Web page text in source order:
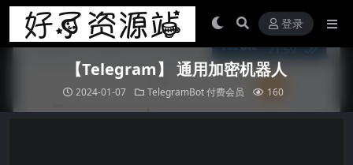
登录
【Telegram】 通用加密机器人
2024-01-07 TelegramBot付费会员 160